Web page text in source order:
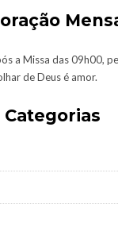
a Missa das 09h00,
de Deus é amor.
Categorias